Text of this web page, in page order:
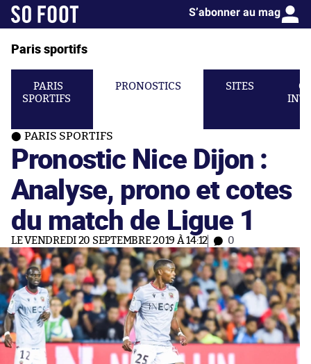
S’abonner au mag
Paris sportifs
PARIS
SPORTIFS
PRONOSTICS SITES
PARIS SPORTIFS
Pronostic Nice Dijon :
Analyse, prono et cotes
du match de Ligue 1
LE VENDREDI 20 SEPTEMBRE 2019 À 14:12 0